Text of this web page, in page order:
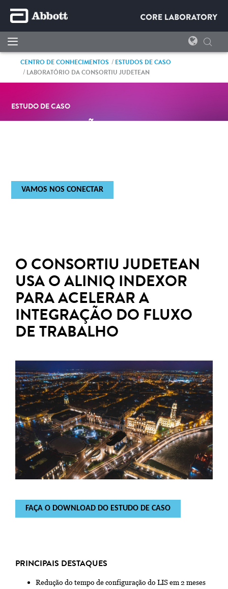
CENTRO DE CONHECIMENTOS
ESTUDOS DE CASO
LABORATÓRIO DA CONSORTIU JUDETEAN
ESTUDO DE CASO
INTEGRAÇÃO DAS FASES
VAMOS NOS CONECTAR
O CONSORTIU JUDETEAN
USA O ALINIQ INDEXOR
PARA ACELERAR A
INTEGRAÇÃO DO FLUXO
DE TRABALHO
FAÇA O DOWNLOAD DO ESTUDO DE CASO
PRINCIPAIS DESTAQUES
Redução do tempo de configuração do LIS em 2 meses